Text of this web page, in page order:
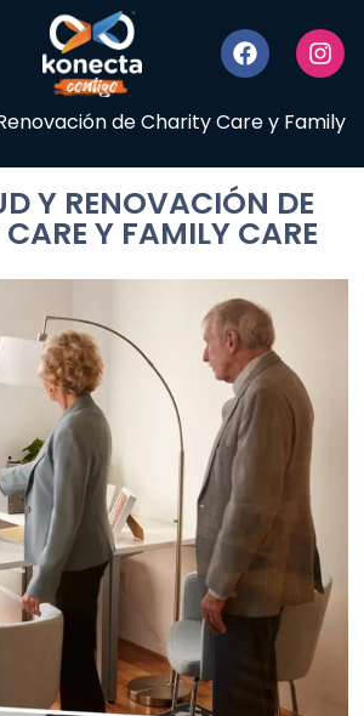
de Charity Care y Family
Y RENOVACIÓN DE
Y FAMILY CARE